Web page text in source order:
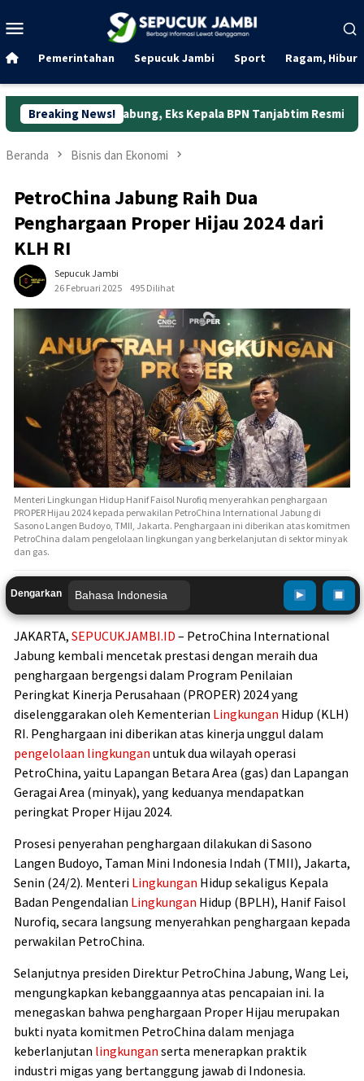
ke
Mobile
Pemerintahan Sepucuk Jambi Sport Ragam,
Breaking News!
Eks Kepala BPN Tanjabtim Resmi Ditahan
Beranda Bisnis dan Ekonomi
PetroChina Jabung Raih Dua
Penghargaan Proper Hijau 2024 dari
KLH RI
Sepucuk Jambi
26 Februari 2025
495 Dilihat
Menteri Lingkungan Hidup Hanif Faisol Nurofiq menyerahkan penghargaan
PROPER Hijau 2024 kepada perwakilan PetroChina International Jabung di
Sasono Langen Budoyo, TMII, Jakarta. Penghargaan ini diberikan atas komitmen
PetroChina dalam pengelolaan lingkungan yang berkelanjutan di sektor minyak
dan gas.
Dengarkan
JAKARTA, SEPUCUKJAMBI.ID – PetroChina International
Jabung kembali mencetak prestasi dengan meraih dua
penghargaan bergengsi dalam Program Penilaian
Peringkat Kinerja Perusahaan (PROPER) 2024 yang
diselenggarakan oleh Kementerian Lingkungan Hidup (KLH)
RI. Penghargaan ini diberikan atas kinerja unggul dalam
pengelolaan lingkungan untuk dua wilayah operasi
PetroChina, yaitu Lapangan Betara Area (gas) dan Lapangan
Geragai Area (minyak), yang keduanya mendapatkan
peringkat Proper Hijau 2024.
Prosesi penyerahan penghargaan dilakukan di Sasono
Langen Budoyo, Taman Mini Indonesia Indah (TMII), Jakarta,
Senin (24/2). Menteri Lingkungan Hidup sekaligus Kepala
Badan Pengendalian Lingkungan Hidup (BPLH), Hanif Faisol
Nurofiq, secara langsung menyerahkan penghargaan kepada
perwakilan PetroChina.
Selanjutnya presiden Direktur PetroChina Jabung, Wang Lei,
mengungkapkan kebanggaannya atas pencapaian ini. Ia
menegaskan bahwa penghargaan Proper Hijau merupakan
bukti nyata komitmen PetroChina dalam menjaga
keberlanjutan lingkungan serta menerapkan praktik
industri migas yang bertanggung jawab di Indonesia.